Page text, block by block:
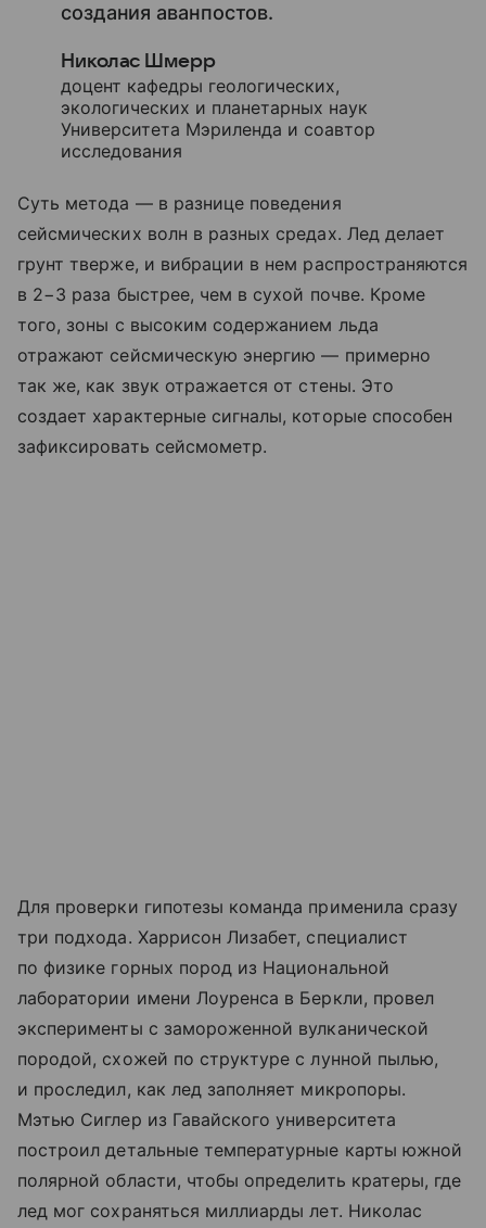
создания аванпостов.
Николас Шмерр
доцент кафедры геологических,
экологических и планетарных наук
Университета Мэриленда и соавтор
исследования
Суть метода — в разнице поведения
сейсмических волн в разных средах. Лед делает
грунт тверже, и вибрации в нем распространяются
в 2−3 раза быстрее, чем в сухой почве. Кроме
того, зоны с высоким содержанием льда
отражают сейсмическую энергию — примерно
так же, как звук отражается от стены. Это
создает характерные сигналы, которые способен
зафиксировать сейсмометр.
Для проверки гипотезы команда применила сразу
три подхода. Харрисон Лизабет, специалист
по физике горных пород из Национальной
лаборатории имени Лоуренса в Беркли, провел
эксперименты с замороженной вулканической
породой, схожей по структуре с лунной пылью,
и проследил, как лед заполняет микропоры.
Мэтью Сиглер из Гавайского университета
построил детальные температурные карты южной
полярной области, чтобы определить кратеры, где
лед мог сохраняться миллиарды лет. Николас